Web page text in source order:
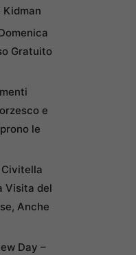
Kidman
Gratuito
e
le
Civitella
Visita del
Anche
Day –